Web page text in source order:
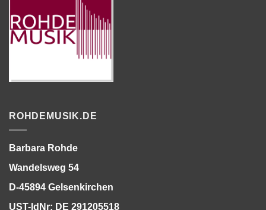
ROHDEMUSIK.DE
Barbara Rohde
Wandelsweg 54
D-45894 Gelsenkirchen
UST-IdNr: DE 291205518